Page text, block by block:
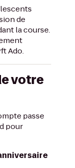
de
la course.
Ado.
votre
passe
pour